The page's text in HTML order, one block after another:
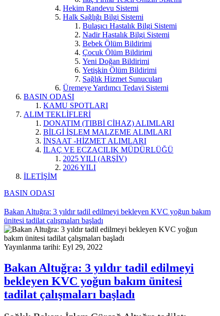
Hekim Randevu Sistemi
Halk Sağlığı Bilgi Sistemi
Bulaşıcı Hastalık Bilgi Sistemi
Nadir Hastalık Bilgi Sistemi
Bebek Ölüm Bildirimi
Çocuk Ölüm Bildirimi
Yeni Doğan Bildirimi
Yetişkin Ölüm Bildirimi
Sağlık Hizmet Sunucuları
Üremeye Yardımcı Tedavi Sistemi
BASIN ODASI
KAMU SPOTLARI
ALIM TEKLİFLERİ
DONATIM (TIBBİ CİHAZ) ALIMLARI
BİLGİ İŞLEM MALZEME ALIMLARI
İNŞAAT -HİZMET ALIMLARI
İLAÇ VE ECZACILIK MÜDÜRLÜĞÜ
2025 YILI (ARŞİV)
2026 YILI
İLETİŞİM
BASIN ODASI
Bakan Altuğra: 3 yıldır tadil edilmeyi bekleyen KVC yoğun bakım
ünitesi tadilat çalışmaları başladı
Yayınlanma tarihi: Eyl 29, 2022
Bakan Altuğra: 3 yıldır tadil edilmeyi
bekleyen KVC yoğun bakım ünitesi
tadilat çalışmaları başladı